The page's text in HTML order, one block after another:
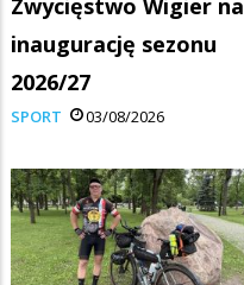
Zwycięstwo Wigier na
inaugurację sezonu
2026/27
SPORT 03/08/2026